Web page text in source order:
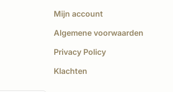
Mijn account
Algemene voorwaarden
Privacy Policy
Klachten